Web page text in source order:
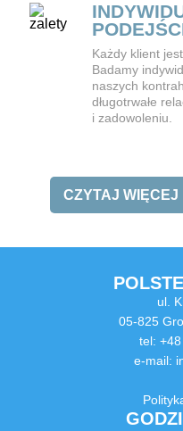
Każdy klient
Badamy
naszych
długotrwałe
i zadowoleniu.
CZYTAJ WIĘCEJ
ul.
05-825
tel:
e-mail: